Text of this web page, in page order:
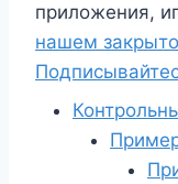
приложения,
нашем